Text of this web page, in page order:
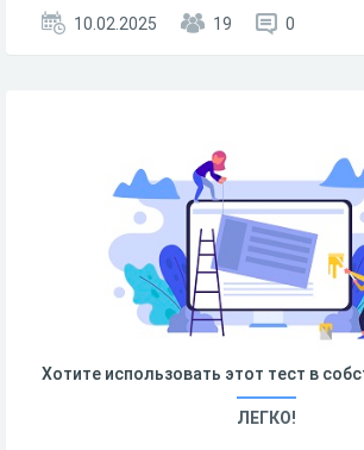
10.02.2025 19 0
Хотите использовать этот тест в
ЛЕГКО!